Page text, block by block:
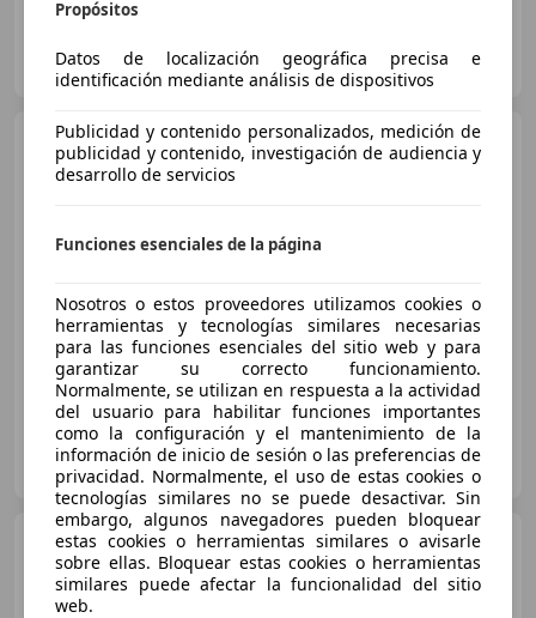
ES-2870 SAN SEBASTIAN DE LOS REYES
Volkswagen Polo 1.2 TSI
BMT Sport 66kW
€ 7.500
03/2015 157.000 km Gasolina 66 kW (90 CV)
Clidrive Group
ES-28006 MADRID
Volkswagen Polo1.0 BMT
Edition 55kW
Propósitos
Datos de localización geográfica precisa e
identificación mediante análisis de dispositivos
Publicidad y contenido personalizados, medición de
publicidad y contenido, investigación de audiencia y
desarrollo de servicios
Funciones esenciales de la página
Nosotros o estos proveedores utilizamos cookies o
herramientas y tecnologías similares necesarias
para las funciones esenciales del sitio web y para
garantizar su correcto funcionamiento.
Normalmente, se utilizan en respuesta a la actividad
del usuario para habilitar funciones importantes
como la configuración y el mantenimiento de la
información de inicio de sesión o las preferencias de
privacidad. Normalmente, el uso de estas cookies o
tecnologías similares no se puede desactivar. Sin
embargo, algunos navegadores pueden bloquear
estas cookies o herramientas similares o avisarle
sobre ellas. Bloquear estas cookies o herramientas
similares puede afectar la funcionalidad del sitio
web.